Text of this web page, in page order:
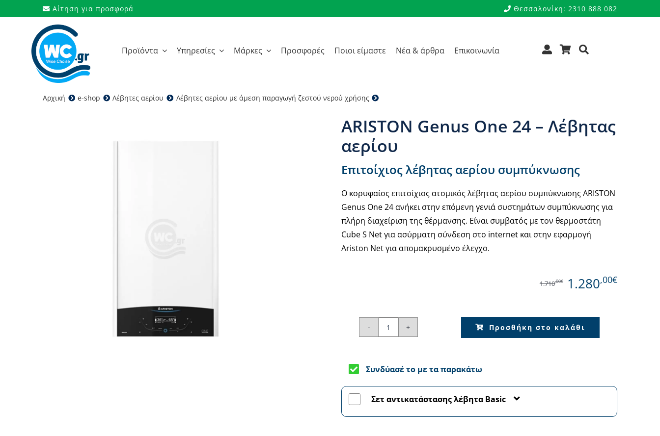
στο
περιεχόμενο
Αίτηση για προσφορά Θεσσαλονίκη: 2310 888 082
Προϊόντα Υπηρεσίες Μάρκες Προσφορές Ποιοι είμαστε Νέα & άρθρα Επικοινωνία
Αρχική e-shop Λέβητες αερίου Λέβητες αερίου με άμεση παραγωγή ζεστού νερού χρήσης
ARISTON Genus One 24 – Λέβητας
αερίου
Επιτοίχιος λέβητας αερίου συμπύκνωσης
Ο κορυφαίος επιτοίχιος ατομικός λέβητας αερίου συμπύκνωσης ARISTON
Genus One 24 ανήκει στην επόμενη γενιά συστημάτων συμπύκνωσης για
πλήρη διαχείριση της θέρμανσης. Είναι συμβατός με τον θερμοστάτη
Cube S Net για ασύρματη σύνδεση στο internet και στην εφαρμογή
Ariston Net για απομακρυσμένο έλεγχο.
1.280,00€
1.710,00€
ARISTON
24
ποσότητα
Προσθήκη στο καλάθι
Συνδύασέ το με τα παρακάτω
Σετ αντικατάστασης λέβητα Basic